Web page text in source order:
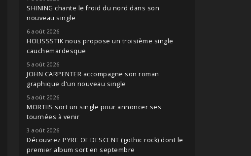
SHINING chante le froid du nord dans son
nouveau single
6 août 2026
HOLISSSTIK nous propose un troisième single
cauchemardesque
5 août 2026
JOHN CARPENTER accompagne son roman
graphique d'un nouveau single
5 août 2026
MORTIIS sort un single pour annoncer ses
tournées à venir
3 août 2026
Découvrez PYRE OF DESCENT (gothic rock) dont le
premier album sort en septembre